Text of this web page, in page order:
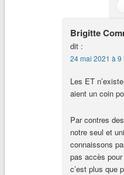
Brigitte
dit :
24 mai 2021 à 9
Les ET
aient un coin
Par contres
notre seul et
connaissons
pas accès
c’est plus que